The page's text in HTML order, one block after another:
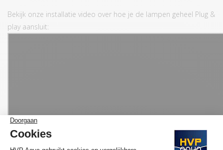
Bekijk onze installatie video over hoe je de lampen geheel Plug &
play aansluit: